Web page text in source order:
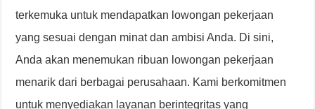
terkemuka untuk mendapatkan lowongan pekerjaan
yang sesuai dengan minat dan ambisi Anda. Di sini,
Anda akan menemukan ribuan lowongan pekerjaan
menarik dari berbagai perusahaan. Kami berkomitmen
untuk menyediakan layanan berintegritas yang